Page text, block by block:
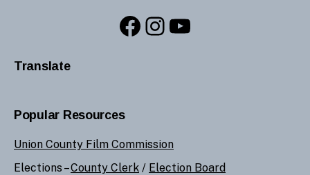
Facebook
Instagram
YouTube
Translate
Popular Resources
Union County Film Commission
Elections –County Clerk / Election Board